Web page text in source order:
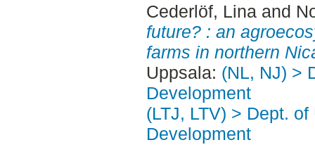
Cederlöf, Linaand
future? : an
farms in northern
Uppsala: (NL, NJ) >
Development
(LTJ, LTV) > Dept.
Development